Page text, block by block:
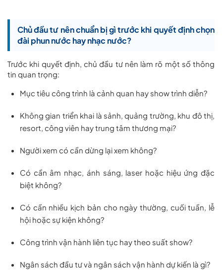
Chủ đầu tư nên chuẩn bị gì trước khi quyết định chọn
đài phun nước hay nhạc nước?
Trước khi quyết định, chủ đầu tư nên làm rõ một số thông
tin quan trọng:
Mục tiêu công trình là cảnh quan hay show trình diễn?
Không gian triển khai là sảnh, quảng trường, khu đô thị,
resort, công viên hay trung tâm thương mại?
Người xem có cần dừng lại xem không?
Có cần âm nhạc, ánh sáng, laser hoặc hiệu ứng đặc
biệt không?
Có cần nhiều kịch bản cho ngày thường, cuối tuần, lễ
hội hoặc sự kiện không?
Công trình vận hành liên tục hay theo suất show?
Ngân sách đầu tư và ngân sách vận hành dự kiến là gì?